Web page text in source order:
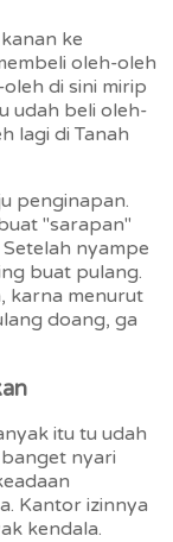
ke
oleh-oleh
di sini mirip
udah beli oleh-
lagi di Tanah
penginapan.
"sarapan"
nyampe
buat pulang.
karna menurut
doang, ga
itu tu udah
nyari
Kantor izinnya
kendala.